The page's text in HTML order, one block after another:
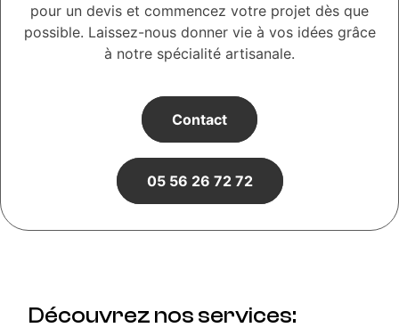
pour un devis et commencez votre projet dès que
possible. Laissez-nous donner vie à vos idées grâce
à notre spécialité artisanale.
Contact
05 56 26 72 72
Découvrez nos services: